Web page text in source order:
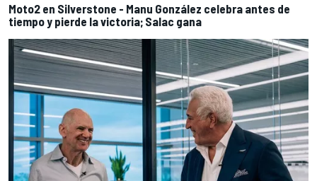
Moto2 en Silverstone - Manu González celebra antes de
tiempo y pierde la victoria; Salac gana